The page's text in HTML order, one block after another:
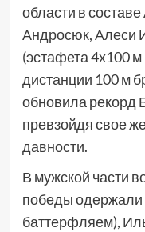
области в
Андросюк, Алеси
(эстафета 4х100
дистанции 100 м
обновила рекорд
превзойдя свое
давности.
В мужской части
победы одержали
баттерфляем),